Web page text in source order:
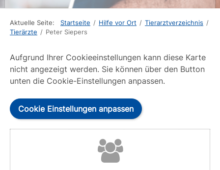
Aktuelle Seite: Startseite / Hilfe vor Ort / Tierarztverzeichnis /
Tierärzte / Peter Siepers
Aufgrund Ihrer Cookieeinstellungen kann diese Karte
nicht angezeigt werden. Sie können über den Button
unten die Cookie-Einstellungen anpassen.
Cookie Einstellungen anpassen